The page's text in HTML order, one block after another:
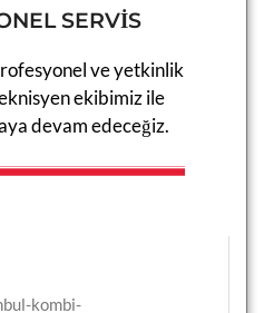
ŞILE KOMBI SERVISI
ŞIŞLI KOMBI SERVISI
TUZLA KOMBI SERVISI
ÜMRANIYE KOMBI
ŞILE KLIMA SERVISI
ŞIŞLI KLIMA SERVISI
TUZLA KLIMA SERVISI
ÜMRANIYE KLIMA
SERVİS
ve yetkinlik
ekibimiz ile
devam edeceğiz.​​